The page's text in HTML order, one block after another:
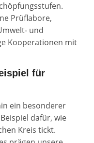
Prüflabore,
und
Kooperationen mit
für
ein besonderer
dafür, wie
Kreis tickt.